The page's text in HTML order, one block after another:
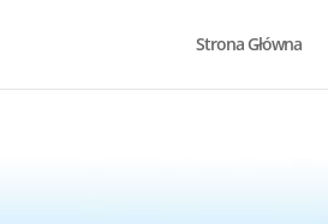
Strona Główna